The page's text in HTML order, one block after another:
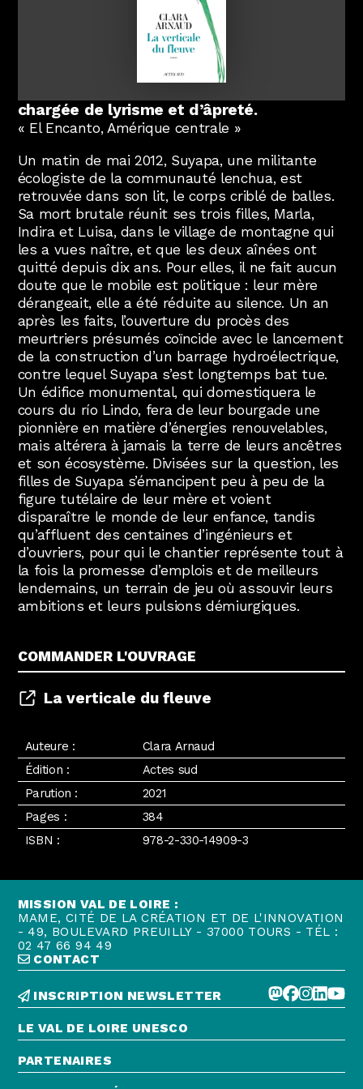
Mettant en scène les enjeux politiques et
les aléas écosystémiques d’une
modernité “verte”, Clara Arnaud signe une
chargée de lyrisme et d’âpreté.
« El Encanto, Amérique centrale »
Un matin de mai 2012, Suyapa, une militante
écologiste de la communauté lenchua, est
retrouvée dans son lit, le corps criblé de balles.
Sa mort brutale réunit ses trois filles, Marla,
Indira et Luisa, dans le village de montagne qui
les a vues naître, et que les deux aînées ont
quitté depuis dix ans. Pour elles, il ne fait aucun
doute que le mobile est politique : leur mère
dérangeait, elle a été réduite au silence. Un an
après les faits, l’ouverture du procès des
meurtriers présumés coïncide avec le lancement
de la construction d’un barrage hydroélectrique,
contre lequel Suyapa s’est longtemps bat tue.
Un édifice monumental, qui domestiquera le
cours du río Lindo, fera de leur bourgade une
pionnière en matière d’énergies renouvelables,
mais altérera à jamais la terre de leurs ancêtres
et son écosystème. Divisées sur la question, les
filles de Suyapa s’émancipent peu à peu de la
figure tutélaire de leur mère et voient
disparaître le monde de leur enfance, tandis
qu’affluent des centaines d’ingénieurs et
d’ouvriers, pour qui le chantier représente tout à
la fois la promesse d’emplois et de meilleurs
lendemains, un terrain de jeu où assouvir leurs
ambitions et leurs pulsions démiurgiques.
COMMANDER L'OUVRAGE
La verticale du fleuve
Auteure :
Clara Arnaud
Édition :
Actes sud
Parution :
2021
Pages :
384
ISBN :
978-2-330-14909-3
MISSION VAL DE LOIRE :
MAME, CITÉ DE LA CRÉATION ET DE L'INNOVATION
- 49, BOULEVARD PREUILLY - 37000 TOURS - TÉL :
02 47 66 94 49
CONTACT
INSCRIPTION NEWSLETTER
LE VAL DE LOIRE UNESCO
PARTENAIRES
La Newsletter
Les dernières nouvelles du Val de Loire
patrimoine mondial délivrées directement
dans votre boîte mail.